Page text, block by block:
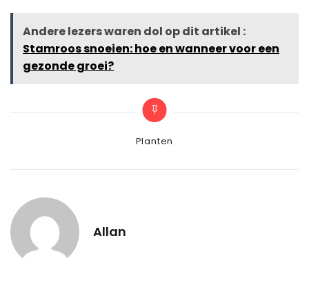
Andere lezers waren dol op dit artikel :
Stamroos snoeien: hoe en wanneer voor een
gezonde groei?
Categories
Planten
Allan